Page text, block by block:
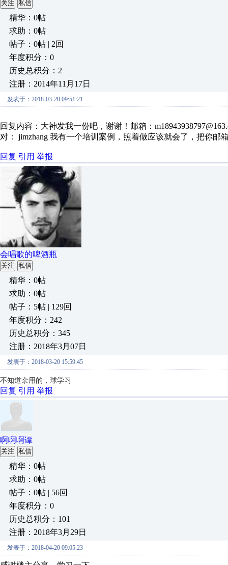
关注 私信
精华：0帖
求助：0帖
帖子：0帖 | 2回
年度积分：0
历史总积分：2
注册：2014年11月17日
发表于：2018-03-20 09:51:21
回复内容：大神发我一份吧，谢谢！邮箱：
对： jimzhang 我有一个培训案例，照着做应该就会了，把你邮
回复 引用 举报
会唱歌的啤酒瓶
关注 私信
精华：0帖
求助：0帖
帖子：5帖 | 129回
年度积分：242
历史总积分：345
注册：2018年3月07日
发表于：2018-03-20 15:59:45
不知道杂用的，球学习
回复 引用 举报
啊啊啊谭
关注 私信
精华：0帖
求助：0帖
帖子：0帖 | 56回
年度积分：0
历史总积分：101
注册：2018年3月29日
发表于：2018-04-20 09:05:23